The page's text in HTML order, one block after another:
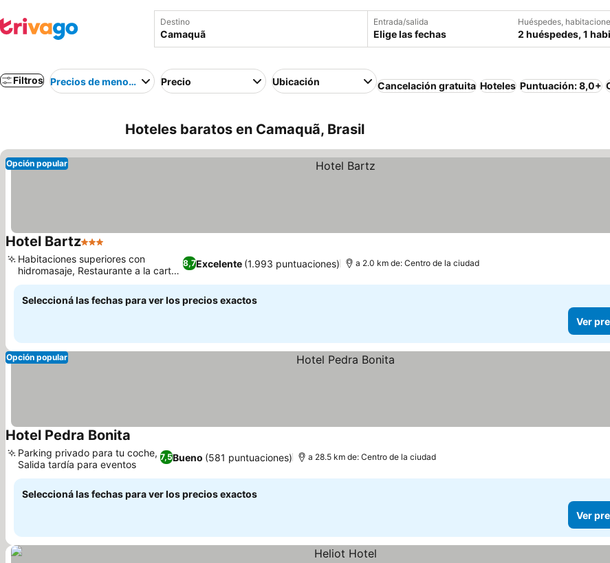
Destino Entrada/salida
Elige las fechas
Huéspedes,
2 huéspedes, 1
Filtros Precios de menor a mayorPrecio Ubicación Cancelación gratuita Hoteles Puntuación: 8,0+
Hoteles baratos en Camaquã, Brasil
Opción popular
Hotel Bartz3 Estrellas
8,7Excelente (1.993 puntuaciones)
Habitaciones superiores con
hidromasaje, Restaurante a la carta
excepcional
a 2.0 km de: Centro de la ciudad
Seleccioná las fechas para ver los precios exactos
Ver
Opción popular
Hotel Pedra Bonita
7,5Bueno (581 puntuaciones)
Parking privado para tu coche,
Salida tardía para eventos
a 28.5 km de: Centro de la ciudad
Seleccioná las fechas para ver los precios exactos
Ver